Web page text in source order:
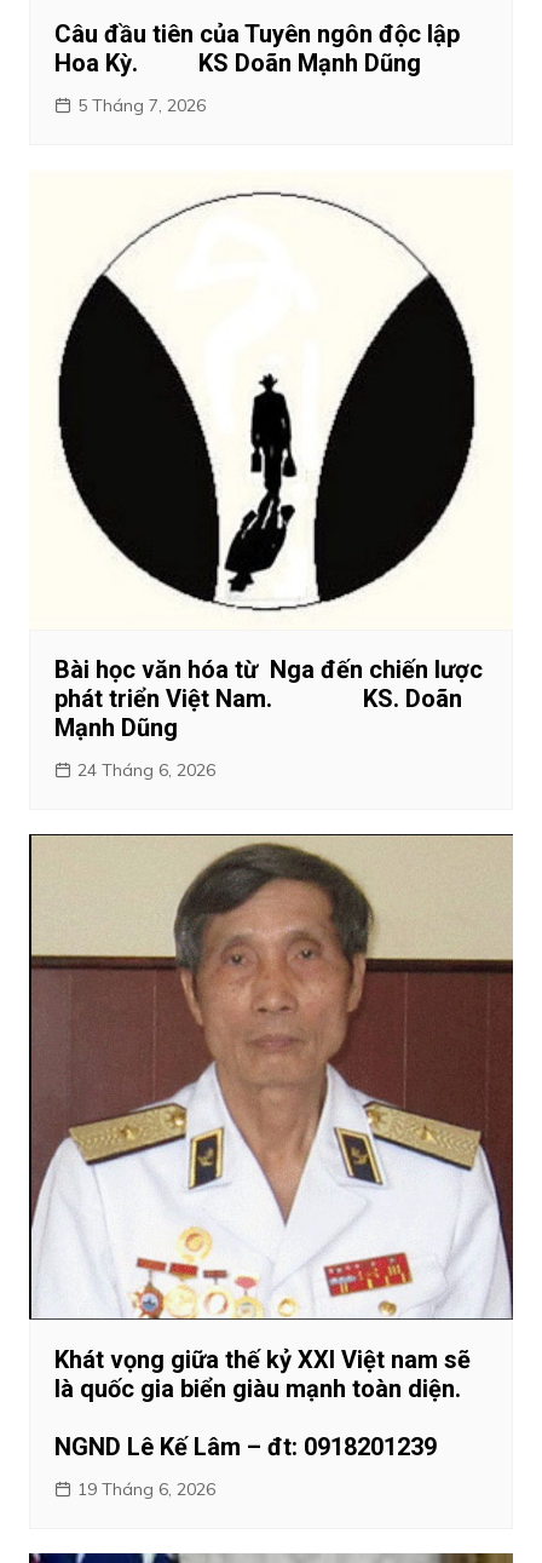
Câu đầu tiên của Tuyên ngôn độc lập
Hoa Kỳ. KS Doãn Mạnh Dũng
5 Tháng 7, 2026
Bài học văn hóa từ Nga đến chiến lược
phát triển Việt Nam. KS. Doãn
Mạnh Dũng
24 Tháng 6, 2026
Khát vọng giữa thế kỷ XXI Việt nam sẽ
là quốc gia biển giàu mạnh toàn diện.
NGND Lê Kế Lâm – đt: 0918201239
19 Tháng 6, 2026